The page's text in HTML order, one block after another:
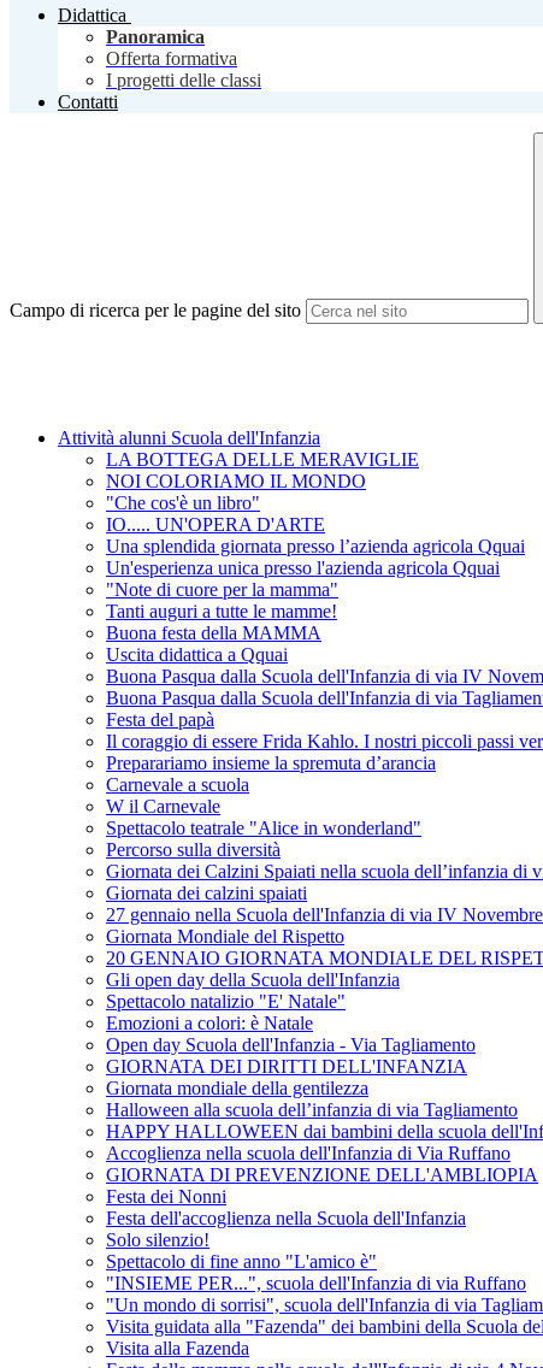
Didattica
Panoramica
Offerta formativa
I progetti delle classi
Contatti
Campo di ricerca per le pagine del sito
Attività alunni Scuola dell'Infanzia
LA BOTTEGA DELLE MERAVIGLIE
NOI COLORIAMO IL MONDO
"Che cos'è un libro"
IO..... UN'OPERA D'ARTE
Una splendida giornata presso l’azienda agricola Qquai
Un'esperienza unica presso l'azienda agricola Qquai
"Note di cuore per la mamma"
Tanti auguri a tutte le mamme!
Buona festa della MAMMA
Uscita didattica a Qquai
Buona Pasqua dalla Scuola dell'Infanzia di via IV
Buona Pasqua dalla Scuola dell'Infanzia di via
Festa del papà
Il coraggio di essere Frida Kahlo. I nostri piccoli passi
Preparariamo insieme la spremuta d’arancia
Carnevale a scuola
W il Carnevale
Spettacolo teatrale "Alice in wonderland"
Percorso sulla diversità
Giornata dei Calzini Spaiati nella scuola dell’infanzia di
Giornata dei calzini spaiati
27 gennaio nella Scuola dell'Infanzia di via IV Novembre
Giornata Mondiale del Rispetto
20 GENNAIO GIORNATA MONDIALE DEL
Gli open day della Scuola dell'Infanzia
Spettacolo natalizio "E' Natale"
Emozioni a colori: è Natale
Open day Scuola dell'Infanzia - Via Tagliamento
GIORNATA DEI DIRITTI DELL'INFANZIA
Giornata mondiale della gentilezza
Halloween alla scuola dell’infanzia di via Tagliamento
HAPPY HALLOWEEN dai bambini della scuola
Accoglienza nella scuola dell'Infanzia di Via Ruffano
GIORNATA DI PREVENZIONE DELL'AMBLIOPIA
Festa dei Nonni
Festa dell'accoglienza nella Scuola dell'Infanzia
Solo silenzio!
Spettacolo di fine anno "L'amico è"
"INSIEME PER...", scuola dell'Infanzia di via Ruffano
"Un mondo di sorrisi", scuola dell'Infanzia di via
Visita guidata alla "Fazenda" dei bambini della Scuola
Visita alla Fazenda